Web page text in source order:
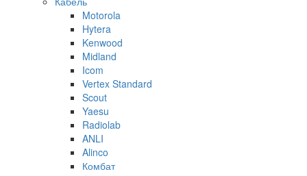
Motorola
Hytera
Kenwood
Midland
Icom
Vertex Standard
Scout
Yaesu
Radiolab
ANLI
Alinco
Комбат